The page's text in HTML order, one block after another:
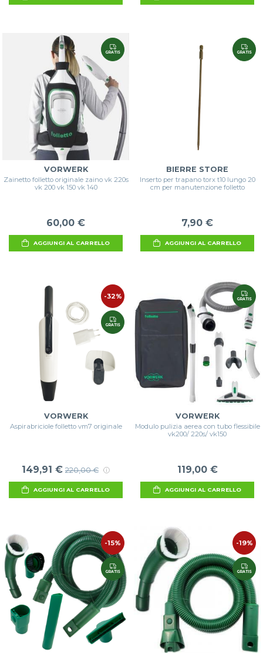
GRATIS
VORWERK
Zainetto folletto originale zaino vk 220s
vk 200 vk 150 vk 140
60,00 €
AGGIUNGI AL CARRELLO
GRATIS
BIERRE STORE
Inserto per trapano torx t10 lungo 20
cm per manutenzione folletto
7,90 €
AGGIUNGI AL CARRELLO
-32%
GRATIS
VORWERK
Aspirabriciole folletto vm7 originale
149,91 € 220,00 €
AGGIUNGI AL CARRELLO
GRATIS
VORWERK
Modulo pulizia aerea con tubo flessibile
vk200/ 220s/ vk150
119,00 €
AGGIUNGI AL CARRELLO
-15%
GRATIS
-19%
GRATIS